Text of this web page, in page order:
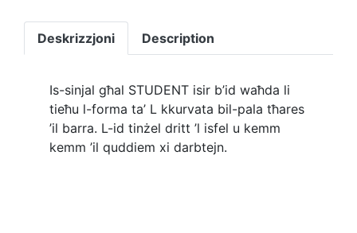
Deskrizzjoni Description
Is-sinjal għal STUDENT isir b’id waħda li
tieħu l-forma ta’ L kkurvata bil-pala tħares
’il barra. L-id tinżel dritt ’l isfel u kemm
kemm ’il quddiem xi darbtejn.